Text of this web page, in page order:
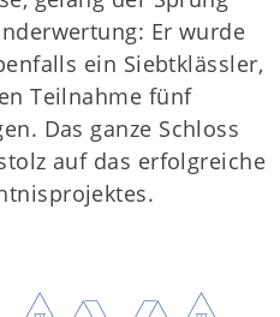
Er wurde
ein Siebtklässler,
Teilnahme fünf
Das ganze Schloss
auf das erfolgreiche